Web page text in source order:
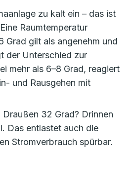
zu kalt ein – das ist
Raumtemperatur
Grad gilt als angenehm und
der Unterschied zur
mehr als 6–8 Grad, reagiert
und Rausgehen mit
32 Grad? Drinnen
Das entlastet auch die
Stromverbrauch spürbar.